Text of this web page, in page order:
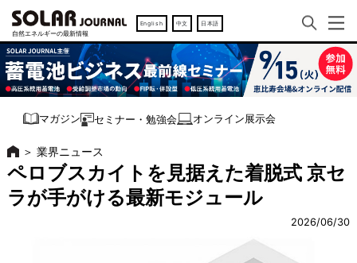
English 中文 日本語
マガジン セミナー・勉強会 オンライン展示会
＞ 業界ニュース
ペロブスカイトを見据えた着脱式 京セ
ラが手がける最新モジュール
2026/06/30